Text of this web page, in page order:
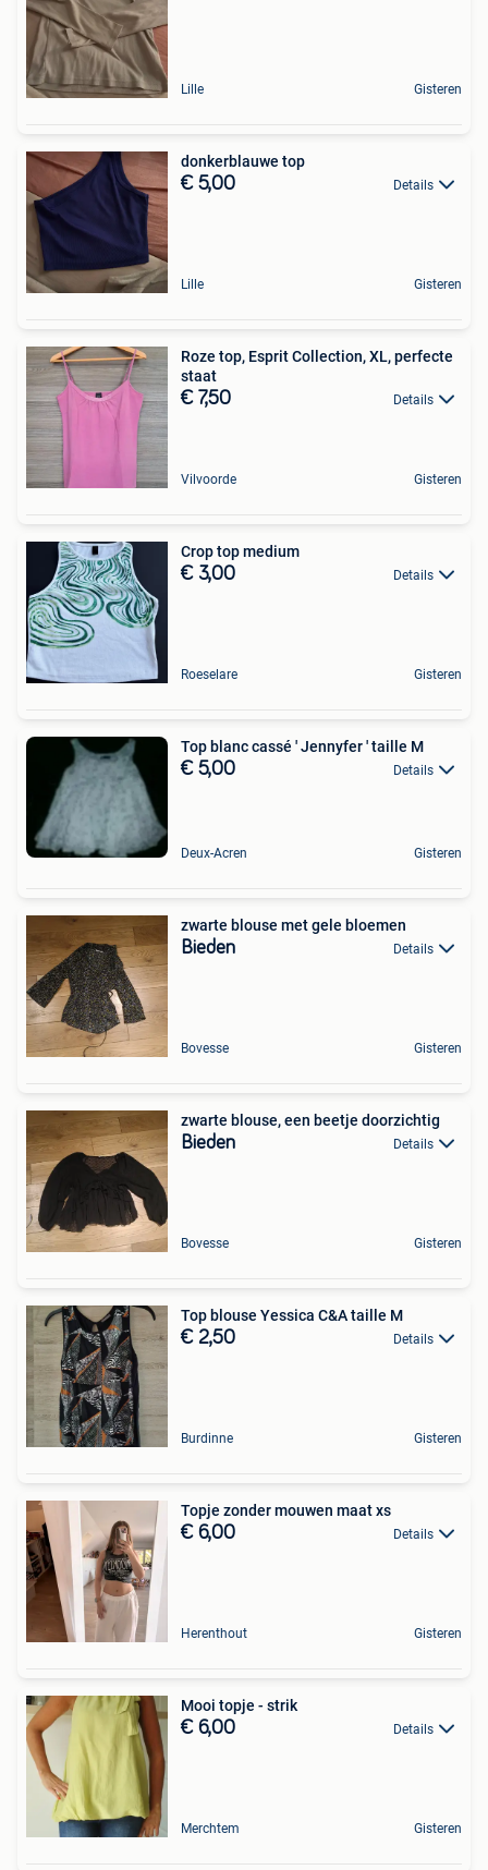
Lille Gisteren
donkerblauwe top
€ 5,00 Details
Lille Gisteren
Roze top, Esprit Collection, XL, perfecte
staat
€ 7,50 Details
Vilvoorde Gisteren
Crop top medium
€ 3,00 Details
Roeselare Gisteren
Top blanc cassé ' Jennyfer ' taille M
€ 5,00 Details
Deux-Acren Gisteren
zwarte blouse met gele bloemen
Bieden Details
Bovesse Gisteren
zwarte blouse, een beetje doorzichtig
Bieden Details
Bovesse Gisteren
Top blouse Yessica C&A taille M
€ 2,50 Details
Burdinne Gisteren
Topje zonder mouwen maat xs
€ 6,00 Details
Herenthout Gisteren
Mooi topje - strik
€ 6,00 Details
Merchtem Gisteren